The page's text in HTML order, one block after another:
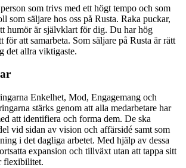
som trivs med ett högt tempo och som
som säljare hos oss på Rusta. Raka puckar,
humör är självklart för dig. Du har hög
för att samarbeta. Som säljare på Rusta är rätt
det allra viktigaste.
Enkelhet, Mod, Engagemang och
stärks genom att alla medarbetare har
att identifiera och forma dem. De ska
vid sidan av vision och affärsidé samt som
i det dagliga arbetet. Med hjälp av dessa
expansion och tillväxt utan att tappa sitt
flexibilitet.